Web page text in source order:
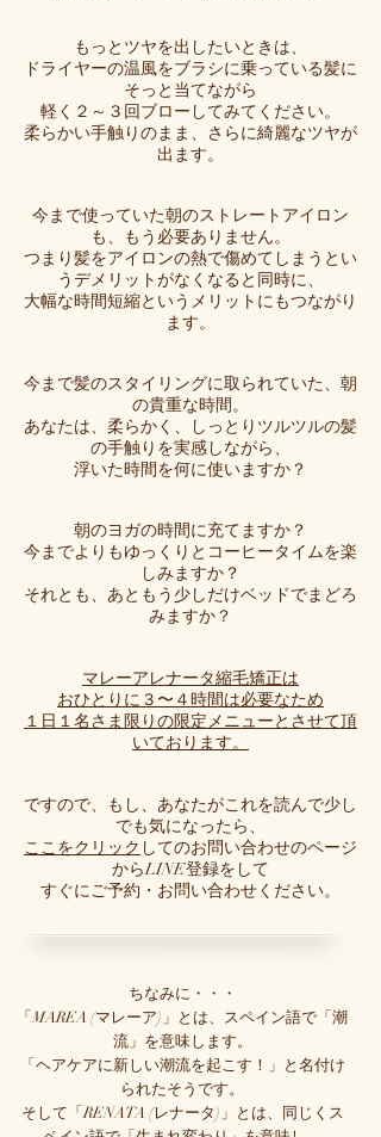
もっとツヤを出したいときは、
ドライヤーの温風をブラシに乗っている髪に
そっと当てながら
軽く２～３回ブローしてみてください。
柔らかい手触りのまま、さらに綺麗なツヤが
出ます。
今まで使っていた朝のストレートアイロン
も、もう必要ありません。
つまり髪をアイロンの熱で傷めてしまうとい
うデメリットがなくなると同時に、
大幅な時間短縮というメリットにもつながり
ます。
今まで髪のスタイリングに取られていた、朝
の貴重な時間。
あなたは、柔らかく、しっとりツルツルの髪
の手触りを実感しながら、
浮いた時間を何に使いますか？
朝のヨガの時間に充てますか？
今までよりもゆっくりとコーヒータイムを楽
しみますか？
それとも、あともう少しだけベッドでまどろ
みますか？
​マレーアレナータ縮毛矯正は
​おひとりに３〜４時間は必要なため
１日１名さま限りの限定メニューとさせて頂
いております。
ですので、もし、あなたがこれを読んで少し
でも気になったら、
ここをクリック してのお問い合わせのページ
からLINE登録をして
すぐにご予約・お問い合わせください。
ちなみに・・・
「MAREA (マレーア)」とは、スペイン語で「潮
流」を意味します。
「ヘアケアに新しい潮流を起こす！」と名付け
られたそうです。
そして「RENATA (レナータ)」とは、同じくス